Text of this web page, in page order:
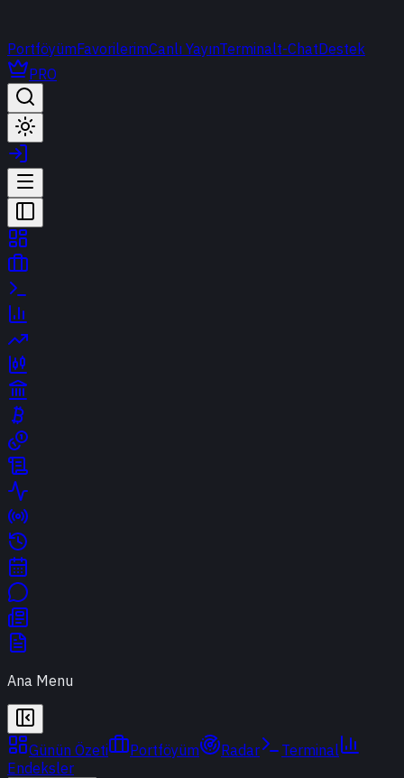
PortföyümFavorilerimCanlı YayınTerminalt-ChatDestek
PRO
Ana Menu
Günün Özeti Portföyüm Radar
Terminal
Endeksler